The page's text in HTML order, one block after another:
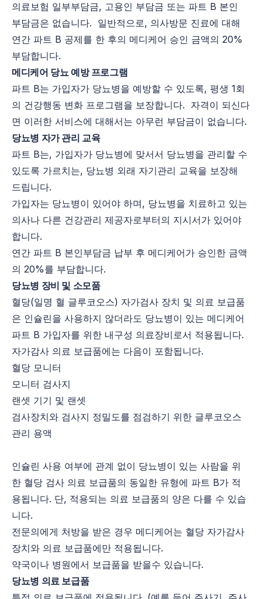
의료보험 일부부담금, 고용인 부담금 또는 파트 B 본인
부담금은 없습니다. 일반적으로, 의사방문 진료에 대해
연간 파트 B 공제를 한 후의 메디케어 승인 금액의 20%
부담합니다.
메디케어 당뇨 예방 프로그램
파트 B는 가입자가 당뇨병을 예방할 수 있도록, 평생 1회
의 건강행동 변화 프로그램을 보장합니다. 자격이 되신다
면 이러한 서비스에 대해서는 아무런 부담금이 없습니다.
당뇨병 자가 관리 교육
파트 B는, 가입자가 당뇨병에 맞서서 당뇨병을 관리할 수
있도록 가르치는, 당뇨병 외래 자기관리 교육을 보장해
드립니다.
가입자는 당뇨병이 있어야 하며, 당뇨병을 치료하고 있는
의사나 다른 건강관리 제공자로부터의 지시서가 있어야
합니다.
연간 파트 B 본인부담금 납부 후 메디케어가 승인한 금액
의 20%를 부담합니다.
당뇨병 장비 및 소모품
혈당(일명 혈 글루코오스) 자가검사 장치 및 의료 보급품
은 인슐린을 사용하지 않더라도 당뇨병이 있는 메디케어
파트 B 가입자를 위한 내구성 의료장비로서 적용됩니다.
자가감사 의료 보급품에는 다음이 포함됩니다.
혈당 모니터
모니터 검사지
랜셋 기기 및 랜셋
검사장치와 검사지 정밀도를 점검하기 위한 글루코오스
관리 용액
인슐린 사용 여부에 관계 없이 당뇨병이 있는 사람을 위
한 혈당 검사 의료 보급품의 동일한 유형에 파트 B가 적
용됩니다. 단, 적용되는 의료 보급품의 양은 다를 수 있습
니다.
전문의에게 처방을 받은 경우 메디케어는 혈당 자가감사
장치와 의료 보급품에만 적용됩니다.
약국이나 병원에서 보급품을 받을수 있습니다.
당뇨병 의료 보급품